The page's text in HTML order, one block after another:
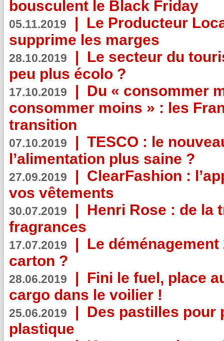
bousculent le Black Friday
05.11.2019 | Le Producteur
supprime les marges
28.10.2019 | Le secteur du
peu plus écolo ?
17.10.2019 | Du « consommer
consommer moins » : les
transition
07.10.2019 | TESCO : le
l’alimentation plus saine ?
27.09.2019 | ClearFashion :
vos vêtements
30.07.2019 | Henri Rose : de la
fragrances
17.07.2019 | Le
carton ?
28.06.2019 | Fini le fuel, place
cargo dans le voilier !
25.06.2019 | Des pastilles pour
plastique